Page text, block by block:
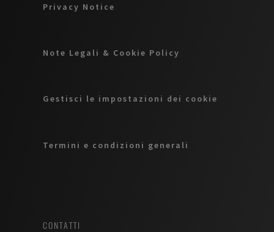
Privacy Notice
Note Legali & Cookie Policy
Gestisci le impostazioni dei cookie
Termini e condizioni generali
CONTATTI